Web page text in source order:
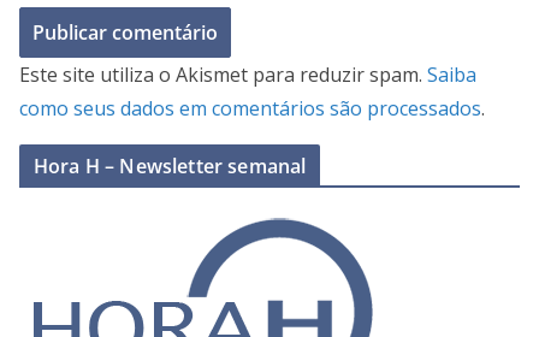
Este site utiliza o Akismet para reduzir spam. Saiba
como seus dados em comentários são processados.
Hora H – Newsletter semanal